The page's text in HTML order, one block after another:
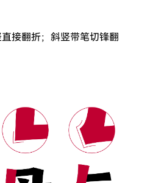
接翻折；斜竖带笔切锋翻